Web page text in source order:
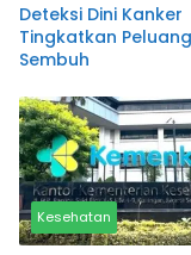
Deteksi Dini Kanker
Tingkatkan Peluang
Sembuh
Kesehatan